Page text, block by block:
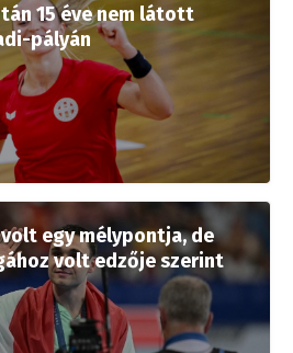
15 éve nem látott
pályán
egy mélypontja, de
volt edzője szerint